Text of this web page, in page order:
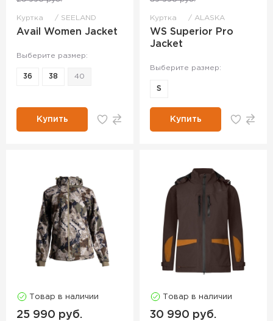
Куртка SEELAND
Avail Women Jacket
Выберите размер:
36 38 40
Купить
Куртка ALASKA
WS Superior Pro
Jacket
Выберите размер:
S
Купить
Товар в наличии
25 990 руб.
Товар в наличии
30 990 руб.